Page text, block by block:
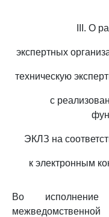
III. О
экспертных
техническую
с
ЭКЛЗ на
к электронным
Во исполнение